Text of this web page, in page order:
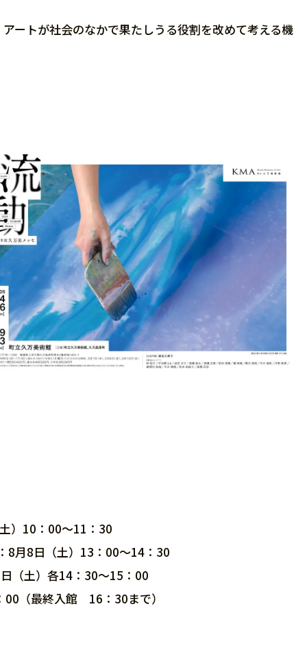
ートが社会のなかで果たしうる役割を改めて考える機
）10：00～11：30
8月8日（土）13：00～14：30
（土）各14：30～15：00
00（最終入館 16：30まで）